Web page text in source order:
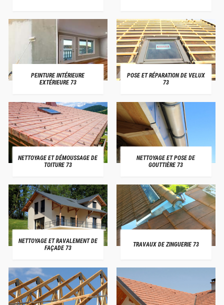
PEINTURE INTÉRIEURE
EXTÉRIEURE 73
POSE ET RÉPARATION DE VELUX
73
NETTOYAGE ET DÉMOUSSAGE DE
TOITURE 73
NETTOYAGE ET POSE DE
GOUTTIÈRE 73
NETTOYAGE ET RAVALEMENT DE
FAÇADE 73
TRAVAUX DE ZINGUERIE 73